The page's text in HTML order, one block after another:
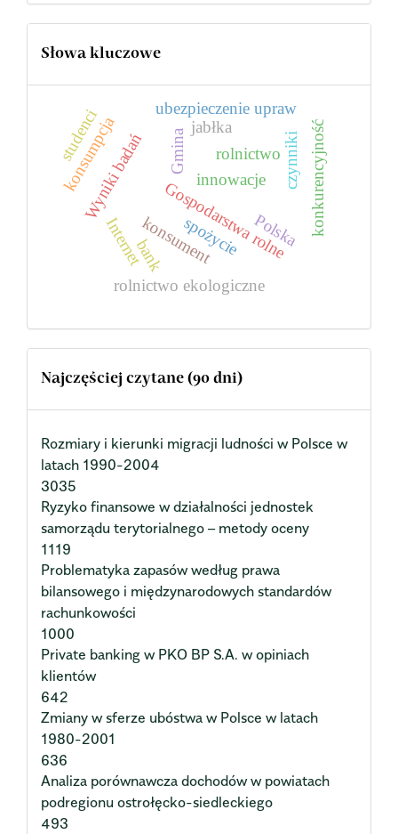
Słowa kluczowe
konsument
Gospodarstwa rolne
Wyniki badań konkurencyjność
innowacje
spożycie
rolnictwo ekologiczne
rolnictwo
Polska
konsumpcja Gmina czynniki
ubezpieczenie upraw
Internet
jabłka
bank
studenci
Najczęściej czytane (90 dni)
Rozmiary i kierunki migracji ludności w Polsce w
latach 1990-2004
3035
Ryzyko finansowe w działalności jednostek
samorządu terytorialnego – metody oceny
1119
Problematyka zapasów według prawa
bilansowego i międzynarodowych standardów
rachunkowości
1000
Private banking w PKO BP S.A. w opiniach
klientów
642
Zmiany w sferze ubóstwa w Polsce w latach
1980-2001
636
Analiza porównawcza dochodów w powiatach
podregionu ostrołęcko-siedleckiego
493